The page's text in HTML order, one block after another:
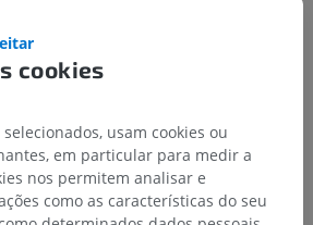
cookies
usam cookies ou
em particular para medir a
nos permitem analisar e
como as características do seu